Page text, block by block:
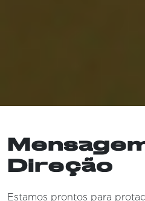
Direção
Estamos prontos para